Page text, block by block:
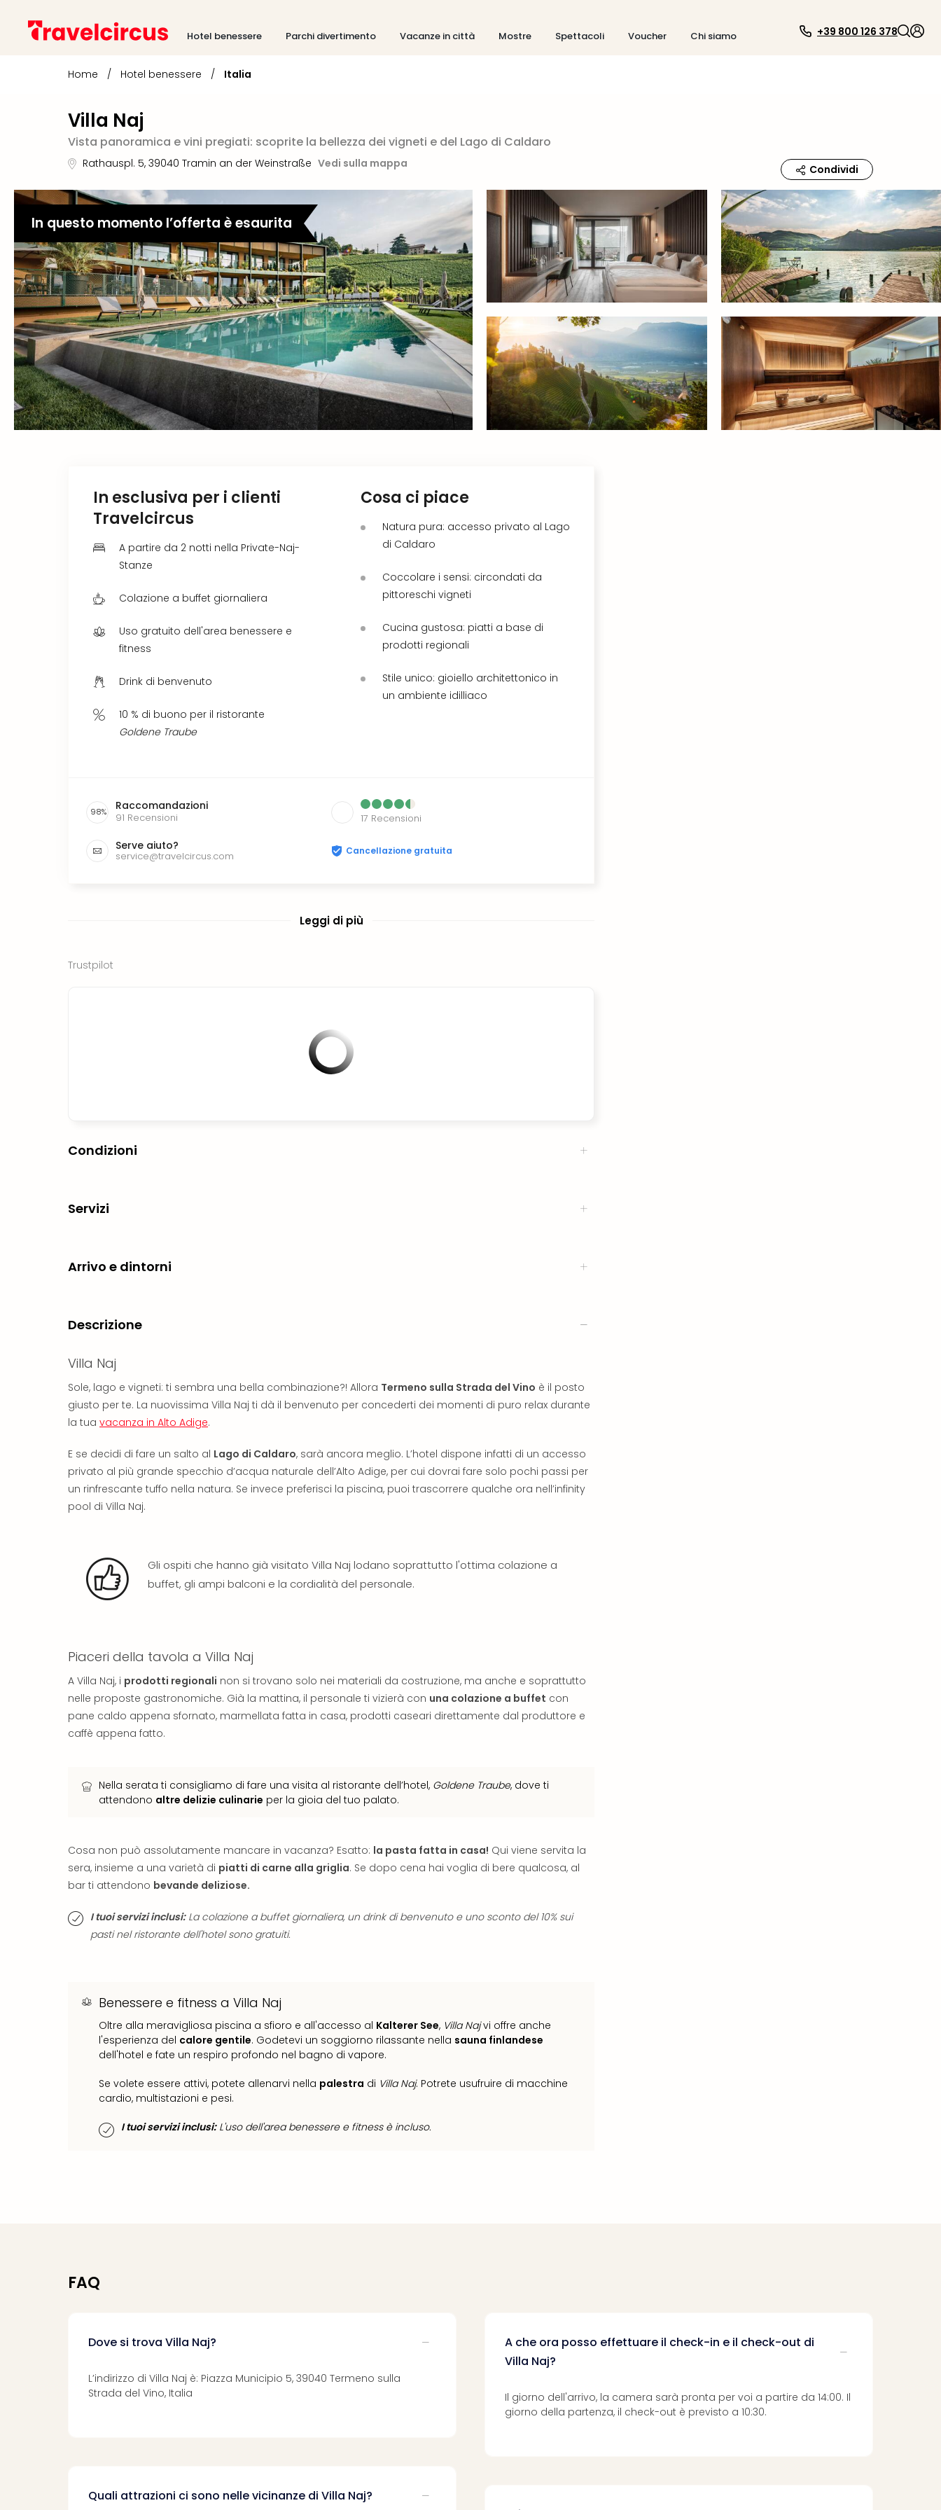
Hotel benessere Parchi divertimento Vacanze in città Mostre Spettacoli Voucher Chi siamo +39 800 126 378
Home / Hotel benessere / Italia
Villa Naj
Vista panoramica e vini pregiati: scoprite la bellezza dei vigneti e del Lago di Caldaro
Rathauspl. 5, 39040 Tramin an der Weinstraße Vedi sulla mappa Condividi
In questo momento l’offerta è esaurita
In esclusiva per i clienti
Travelcircus
A partire da 2 notti nella Private-Naj-
Stanze
Colazione a buffet giornaliera
Uso gratuito dell'area benessere e
fitness
Drink di benvenuto
10 % di buono per il ristorante
Goldene Traube
Cosa ci piace
Natura pura: accesso privato al Lago
di Caldaro
Coccolare i sensi: circondati da
pittoreschi vigneti
Cucina gustosa: piatti a base di
prodotti regionali
Stile unico: gioiello architettonico in
un ambiente idilliaco
98% Raccomandazioni
91 Recensioni 17 Recensioni
Serve aiuto?
service@travelcircus.com Cancellazione gratuita
Leggi di più
Trustpilot
Condizioni
Servizi
Arrivo e dintorni
Descrizione
Villa Naj
Sole, lago e vigneti: ti sembra una bella combinazione?! Allora Termeno sulla Strada del Vino è il posto
giusto per te. La nuovissima Villa Naj ti dà il benvenuto per concederti dei momenti di puro relax durante
la tua vacanza in Alto Adige.
E se decidi di fare un salto al Lago di Caldaro, sarà ancora meglio. L’hotel dispone infatti di un accesso
privato al più grande specchio d’acqua naturale dell’Alto Adige, per cui dovrai fare solo pochi passi per
un rinfrescante tuffo nella natura. Se invece preferisci la piscina, puoi trascorrere qualche ora nell’infinity
pool di Villa Naj.
Gli ospiti che hanno già visitato Villa Naj lodano soprattutto l'ottima colazione a
buffet, gli ampi balconi e la cordialità del personale.
Piaceri della tavola a Villa Naj
A Villa Naj, i prodotti regionali non si trovano solo nei materiali da costruzione, ma anche e soprattutto
nelle proposte gastronomiche. Già la mattina, il personale ti vizierà con una colazione a buffet con
pane caldo appena sfornato, marmellata fatta in casa, prodotti caseari direttamente dal produttore e
caffè appena fatto.
Nella serata ti consigliamo di fare una visita al ristorante dell’hotel, Goldene Traube, dove ti
attendono altre delizie culinarie per la gioia del tuo palato.
Cosa non può assolutamente mancare in vacanza? Esatto: la pasta fatta in casa! Qui viene servita la
sera, insieme a una varietà di piatti di carne alla griglia. Se dopo cena hai voglia di bere qualcosa, al
bar ti attendono bevande deliziose.
I tuoi servizi inclusi:La colazione a buffet giornaliera, un drink di benvenuto e uno sconto del 10% sui
pasti nel ristorante dell'hotel sono gratuiti.
Benessere e fitness a Villa Naj
Oltre alla meravigliosa piscina a sfioro e all'accesso al Kalterer See, Villa Najvi offre anche
l'esperienza del calore gentile. Godetevi un soggiorno rilassante nella sauna finlandese
dell'hotel e fate un respiro profondo nel bagno di vapore.
Se volete essere attivi, potete allenarvi nella palestra di Villa Naj. Potrete usufruire di macchine
cardio, multistazioni e pesi.
I tuoi servizi inclusi:L'uso dell'area benessere e fitness è incluso.
FAQ
Dove si trova Villa Naj?
L’indirizzo di Villa Naj è: Piazza Municipio 5, 39040 Termeno sulla
Strada del Vino, Italia
Quali attrazioni ci sono nelle vicinanze di Villa Naj?
A che ora posso effettuare il check-in e il check-out di
Villa Naj?
Il giorno dell'arrivo, la camera sarà pronta per voi a partire da 14:00. Il
giorno della partenza, il check-out è previsto a 10:30.